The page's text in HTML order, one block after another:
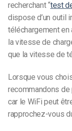
recherchant “test
dispose d’un outil
téléchargement
la vitesse de
que la vitesse de
Lorsque vous
recommandons de
car le WiFi peut
rapprochez-vous